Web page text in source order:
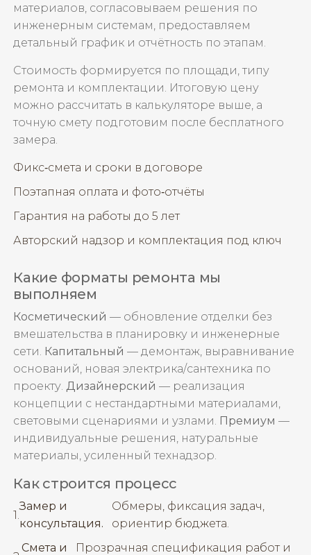
материалов, согласовываем решения по
инженерным системам, предоставляем
детальный график и отчётность по этапам.
Стоимость формируется по площади, типу
ремонта и комплектации. Итоговую цену
можно рассчитать в калькуляторе выше, а
точную смету подготовим после бесплатного
замера.
Фикс‑смета и сроки в договоре
Поэтапная оплата и фото‑отчёты
Гарантия на работы до 5 лет
Авторский надзор и комплектация под ключ
Какие форматы ремонта мы
выполняем
Косметический — обновление отделки без
вмешательства в планировку и инженерные
сети. Капитальный — демонтаж, выравнивание
оснований, новая электрика/сантехника по
проекту.Дизайнерский — реализация
концепции с нестандартными материалами,
световыми сценариями и узлами. Премиум —
индивидуальные решения, натуральные
материалы, усиленный технадзор.
Как строится процесс
Замер и
консультация.
Обмеры, фиксация задач,
ориентир бюджета.
Смета и
Прозрачная спецификация работ и